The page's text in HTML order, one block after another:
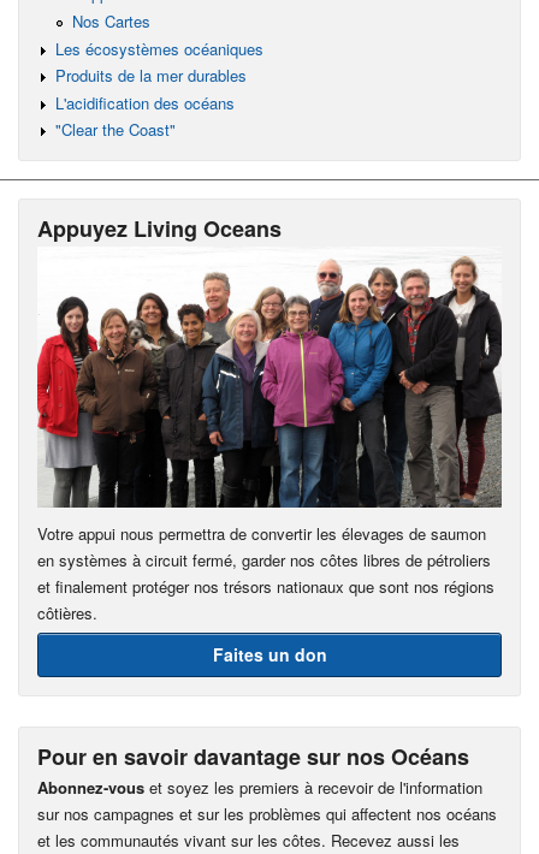
Nos Cartes
Les écosystèmes océaniques
Produits de la mer durables
L'acidification des océans
"Clear the Coast"
Appuyez Living Oceans
Votre appui nous permettra de convertir les élevages de saumon
en systèmes à circuit fermé, garder nos côtes libres de pétroliers
et finalement protéger nos trésors nationaux que sont nos régions
côtières.
Faites un don
Pour en savoir davantage sur nos Océans
Abonnez-vous et soyez les premiers à recevoir de l'information
sur nos campagnes et sur les problèmes qui affectent nos océans
et les communautés vivant sur les côtes. Recevez aussi les